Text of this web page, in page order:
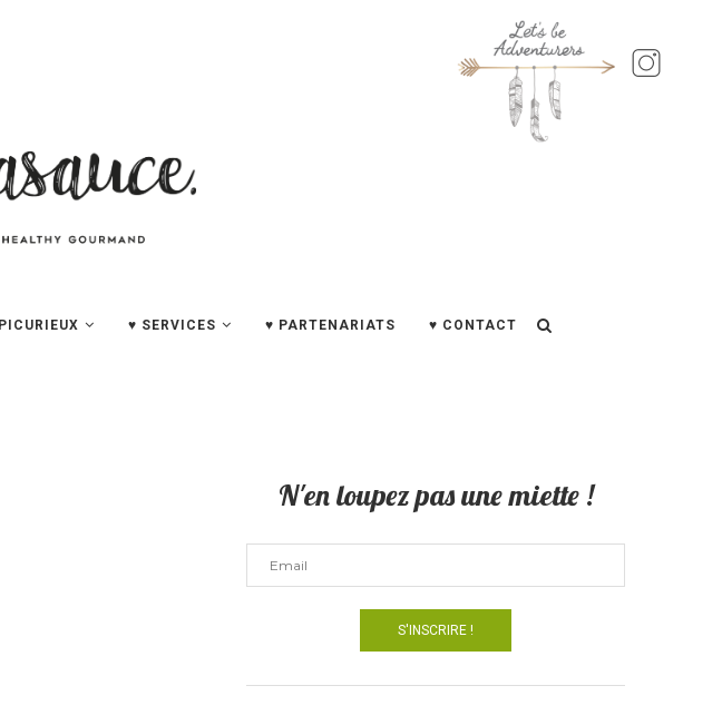
♥ SERVICES ♥ PARTENARIATS ♥ CONTACT
N'en loupez pas une miette !